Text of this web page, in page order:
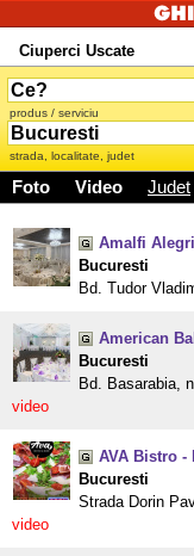
Ciuperci Uscate
produs / serviciu
strada, localitate, judet
Foto Video Judet
Amalfi
Bucuresti
Bd. Tudor
American
Bucuresti
Bd. Basarabia,
video
AVA Bistro -
Bucuresti
Strada Dorin
video